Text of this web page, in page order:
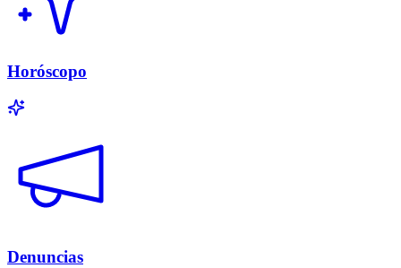
Horóscopo
Denuncias